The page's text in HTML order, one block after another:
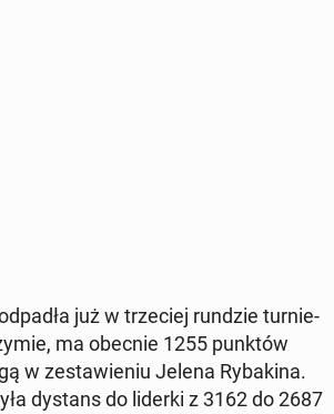
już w trze­ciej rundzie tur­nie­
ma obecnie 1255 punktów
w ze­sta­wie­niu Jelena Ry­ba­ki­na.
dystans do liderki z 3162 do 2687